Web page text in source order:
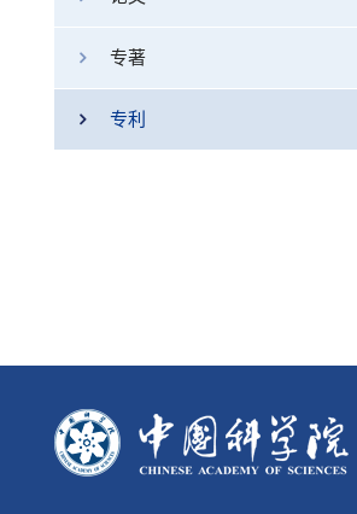
专著
专利